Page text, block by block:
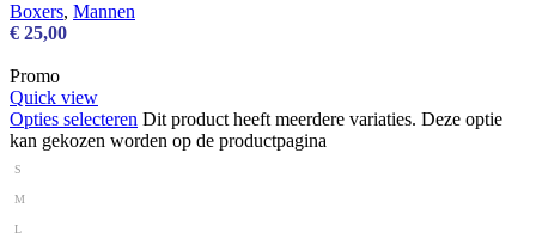
Boxers, Mannen
€ 25,00
Promo
Quick view
Opties selecteren Dit product heeft meerdere variaties. Deze optie
kan gekozen worden op de productpagina
S
M
L